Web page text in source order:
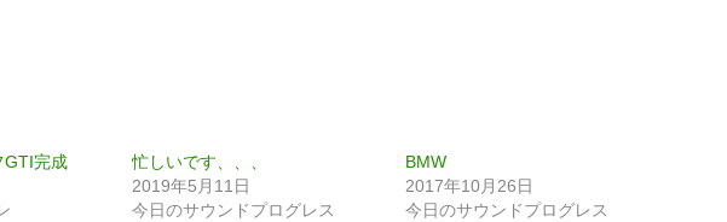
GTI完成
忙しいです、、、
2019年5月11日
今日のサウンドプログレス
BMW
2017年10月26日
今日のサウンドプログレス